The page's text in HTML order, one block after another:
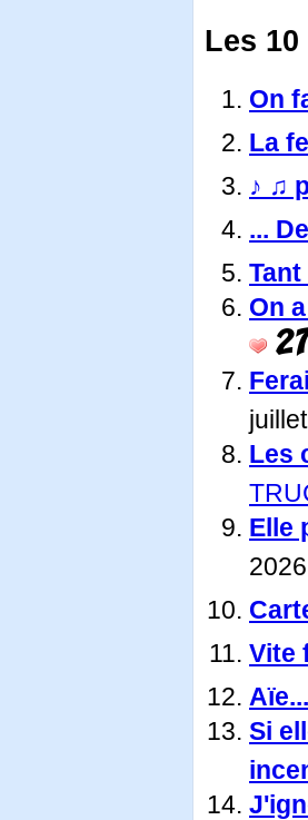
Les
On
La
♪ ♫
...
On
27
Les
Elle
Vite
Si